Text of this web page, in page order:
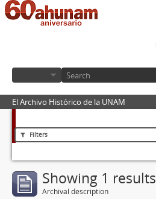
El Archivo Histórico de la UNAM
Filters
Showing 1 results
Archival description